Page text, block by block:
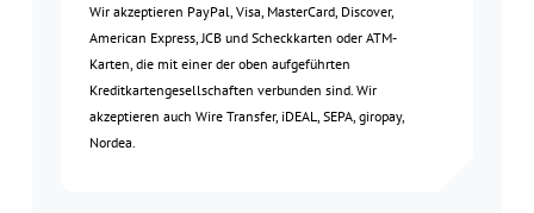
Wir akzeptieren PayPal, Visa, MasterCard, Discover,
American Express, JCB und Scheckkarten oder ATM-
Karten, die mit einer der oben aufgeführten
Kreditkartengesellschaften verbunden sind. Wir
akzeptieren auch Wire Transfer, iDEAL, SEPA, giropay,
Nordea.